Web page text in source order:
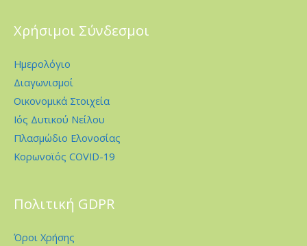
Χρήσιμοι Σύνδεσμοι
Ημερολόγιο
Διαγωνισμοί
Οικονομικά Στοιχεία
Ιός Δυτικού Νείλου
Πλασμώδιο Ελονοσίας
Κορωνοϊός COVID-19
Πολιτική GDPR
Όροι Χρήσης